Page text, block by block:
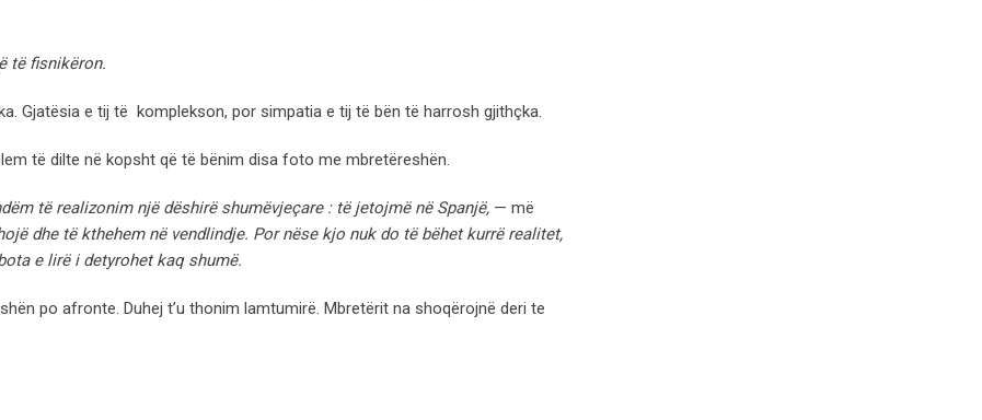
të fisnikëron.
Gjatësia e tij të komplekson, por simpatia e tij të bën të harrosh gjithçka.
të dilte në kopsht që të bënim disa foto me mbretëreshën.
të realizonim një dëshirë shumëvjeçare : të jetojmë në Spanjë, — më
dhe të kthehem në vendlindje. Por nëse kjo nuk do të bëhet kurrë realitet,
e lirë i detyrohet kaq shumë.
po afronte. Duhej t’u thonim lamtumirë. Mbretërit na shoqërojnë deri te